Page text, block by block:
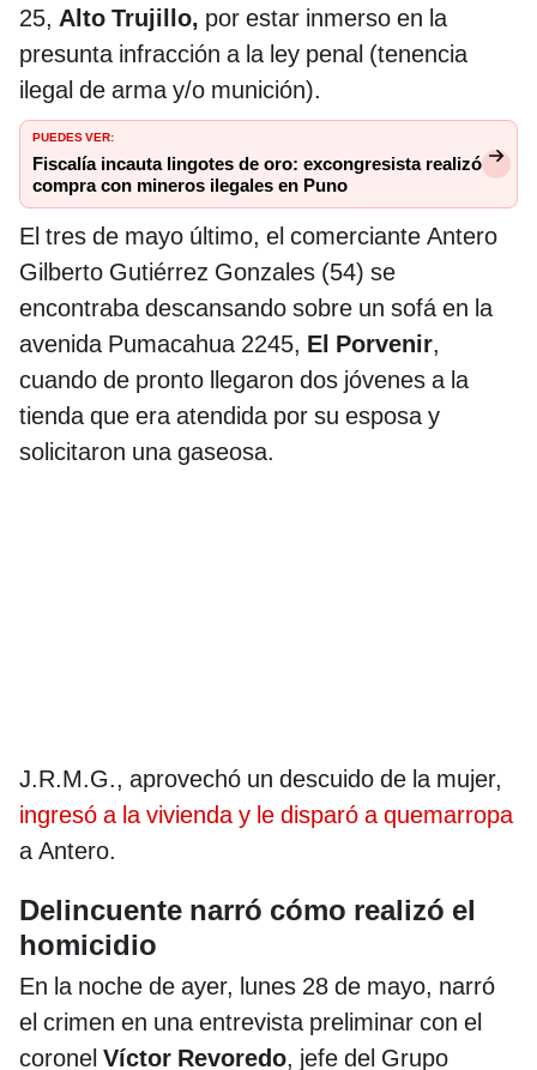
25, Alto Trujillo, por estar inmerso en la
presunta infracción a la ley penal (tenencia
ilegal de arma y/o munición).
PUEDES VER:
Fiscalía incauta lingotes de oro: excongresista realizó
compra con mineros ilegales en Puno
El tres de mayo último, el comerciante Antero
Gilberto Gutiérrez Gonzales (54) se
encontraba descansando sobre un sofá en la
avenida Pumacahua 2245, El Porvenir,
cuando de pronto llegaron dos jóvenes a la
tienda que era atendida por su esposa y
solicitaron una gaseosa.
J.R.M.G., aprovechó un descuido de la mujer,
ingresó a la vivienda y le disparó a quemarropa
a Antero.
Delincuente narró cómo realizó el
homicidio
En la noche de ayer, lunes 28 de mayo, narró
el crimen en una entrevista preliminar con el
coronel Víctor Revoredo, jefe del Grupo